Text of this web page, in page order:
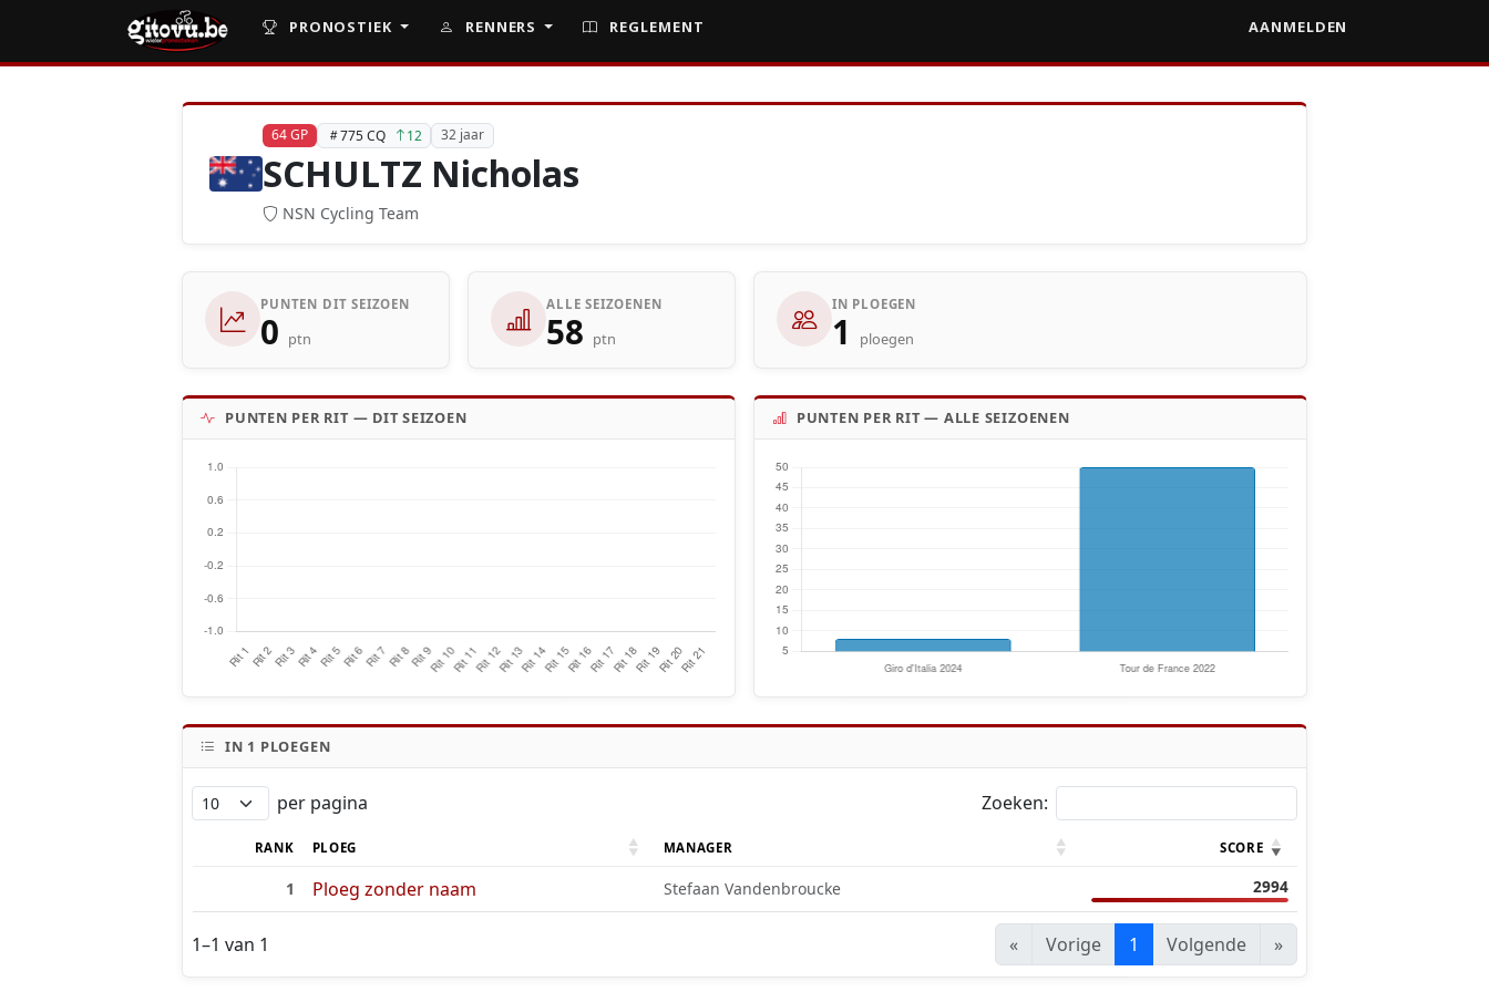
PRONOSTIEK RENNERS REGLEMENT AANMELDEN
64 GP 775 CQ 12 32 jaar
SCHULTZ Nicholas
NSN Cycling Team
PUNTEN DIT SEIZOEN
0 ptn
ALLE SEIZOENEN
58 ptn
IN PLOEGEN
1 ploegen
PUNTEN PER RIT — DIT SEIZOEN PUNTEN PER RIT — ALLE SEIZOENEN
IN 1 PLOEGEN
per pagina Zoeken:
RANK PLOEG MANAGER SCORE
1 Ploeg zonder naam Stefaan Vandenbroucke 2994
1–1 van 1 « Vorige 1 Volgende »